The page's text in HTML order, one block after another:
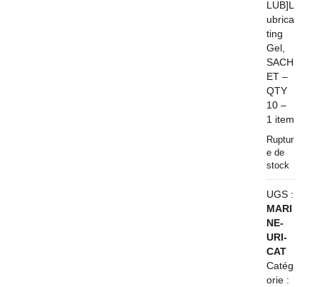
LUB]L
ubrica
ting
Gel,
SACH
ET –
QTY
10 –
1 item
Ruptur
e de
stock
UGS :
MARI
NE-
URI-
CAT
Catég
orie :